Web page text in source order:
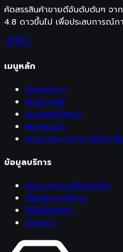
คัดสรรสินค้าขายดีอันดับต้นๆ จา
4.8 ดาวขึ้นไป เพื่อประสบการณ์
เมนูหลัก
ดีลสุดฮอต
สินค้าขายดี
หมวดหมู่ทั้งหมด
สินค้าแนะนำ
ยอดขายมากกว่า 5000 ชิ้น
ข้อมูลบริการ
นโยบายความเป็นส่วนตัว
เงื่อนไขการใช้งาน
วิธีสั่งซื้อสินค้า
ติดต่อเรา